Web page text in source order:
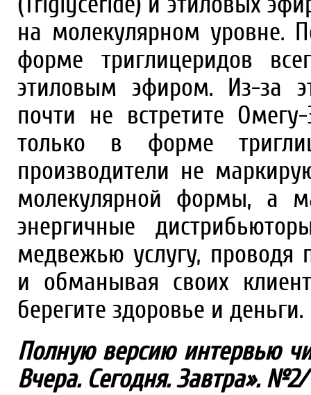
на молекулярном уровне.
форме триглицеридов
этиловым эфиром. Из-за
почти не встретите
только в форме
производители не
молекулярной формы, а
энергичные
медвежью услугу,
и обманывая своих
берегите здоровье и деньги.
Полную версию интервью
Вчера. Сегодня. Завтра».